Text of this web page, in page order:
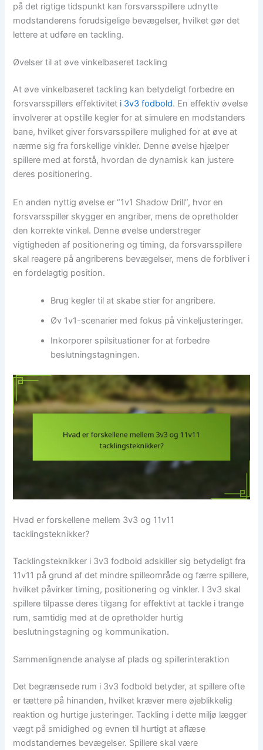
på det rigtige tidspunkt kan forsvarsspillere udnytte
modstanderens forudsigelige bevægelser, hvilket gør det
lettere at udføre en tackling.
Øvelser til at øve vinkelbaseret tackling
At øve vinkelbaseret tackling kan betydeligt forbedre en
forsvarsspillers effektivitet i 3v3 fodbold. En effektiv øvelse
involverer at opstille kegler for at simulere en modstanders
bane, hvilket giver forsvarsspillere mulighed for at øve at
nærme sig fra forskellige vinkler. Denne øvelse hjælper
spillere med at forstå, hvordan de dynamisk kan justere
deres positionering.
En anden nyttig øvelse er “1v1 Shadow Drill”, hvor en
forsvarsspiller skygger en angriber, mens de opretholder
den korrekte vinkel. Denne øvelse understreger
vigtigheden af positionering og timing, da forsvarsspillere
skal reagere på angriberens bevægelser, mens de forbliver i
en fordelagtig position.
Brug kegler til at skabe stier for angribere.
Øv 1v1-scenarier med fokus på vinkeljusteringer.
Inkorporer spilsituationer for at forbedre
beslutningstagningen.
Hvad er forskellene mellem 3v3 og 11v11
tacklingsteknikker?
Tacklingsteknikker i 3v3 fodbold adskiller sig betydeligt fra
11v11 på grund af det mindre spilleområde og færre spillere,
hvilket påvirker timing, positionering og vinkler. I 3v3 skal
spillere tilpasse deres tilgang for effektivt at tackle i trange
rum, samtidig med at de opretholder hurtig
beslutningstagning og kommunikation.
Sammenlignende analyse af plads og spillerinteraktion
Det begrænsede rum i 3v3 fodbold betyder, at spillere ofte
er tættere på hinanden, hvilket kræver mere øjeblikkelig
reaktion og hurtige justeringer. Tackling i dette miljø lægger
vægt på smidighed og evnen til hurtigt at aflæse
modstandernes bevægelser. Spillere skal være